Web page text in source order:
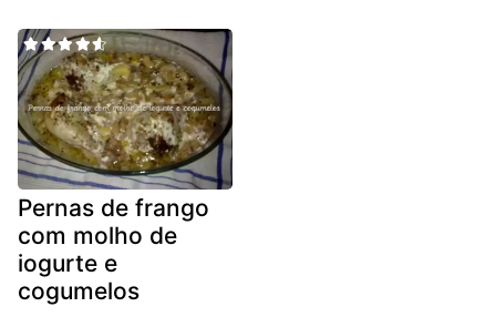
Pernas de frango
com molho de
iogurte e
cogumelos